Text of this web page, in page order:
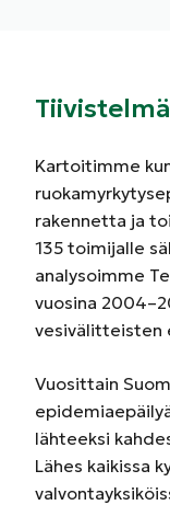
Tiivistelmä
Kartoitimme
rakennetta ja
135 toimijalle
analysoimme
vuosina
vesivälitteisten
Vuosittain
lähteeksi
Lähes kaikissa